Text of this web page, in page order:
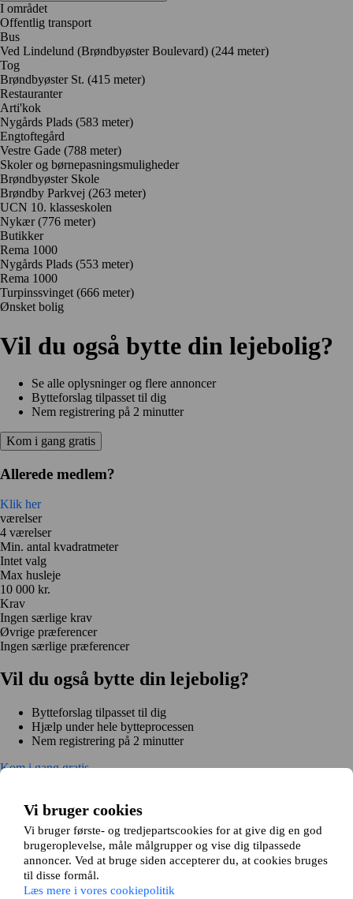
Vi bruger cookies
Vi bruger første- og tredjepartscookies for at give dig en god
brugeroplevelse, måle målgrupper og vise dig tilpassede
annoncer. Ved at bruge siden accepterer du, at cookies bruges
til disse formål.
Læs mere i vores cookiepolitik
I området
Offentlig transport
Bus
Ved Lindelund (Brøndbyøster Boulevard) (244 meter)
Tog
Brøndbyøster St. (415 meter)
Restauranter
Arti'kok
Nygårds Plads (583 meter)
Engtoftegård
Vestre Gade (788 meter)
Skoler og børnepasningsmuligheder
Brøndbyøster Skole
Brøndby Parkvej (263 meter)
UCN 10. klasseskolen
Nykær(776 meter)
Butikker
Rema 1000
Nygårds Plads (553 meter)
Rema 1000
Turpinssvinget (666 meter)
Ønsket bolig
Vil du også bytte din lejebolig?
Se alle oplysninger og flere annoncer
Bytteforslag tilpasset til dig
Nem registrering på 2 minutter
Kom i gang gratis
Allerede medlem?
Klik her
værelser
4 værelser
Min. antal kvadratmeter
Intet valg
Max husleje
10 000 kr.
Krav
Ingen særlige krav
Øvrige præferencer
Ingen særlige præferencer
Vil du også bytte din lejebolig?
Bytteforslag tilpasset til dig
Hjælp under hele bytteprocessen
Nem registrering på 2 minutter
Kom i gang gratis
Læs mere
Nyheder og tips
Om Hjembytte.dk
Om osGenerelle vilkår og betingelser Behandling af
personoplysninger CookiepolitikSitemap
Kundeservice
Hjælp